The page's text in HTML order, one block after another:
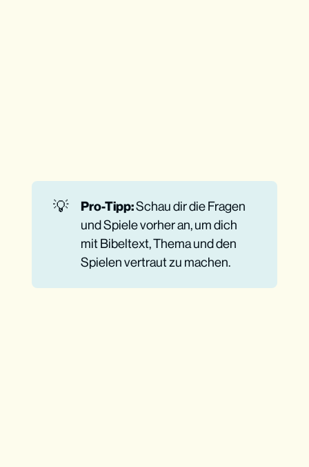
Ohne Bibel geht’s nicht
💡 Pro-Tipp:Schau dir die Fragen
und Spiele vorher an, um dich
mit Bibeltext, Thema und den
Spielen vertraut zu machen.